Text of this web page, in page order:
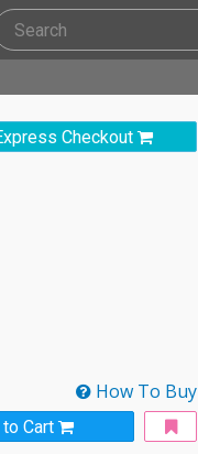
Checkout
How To Buy
Cart